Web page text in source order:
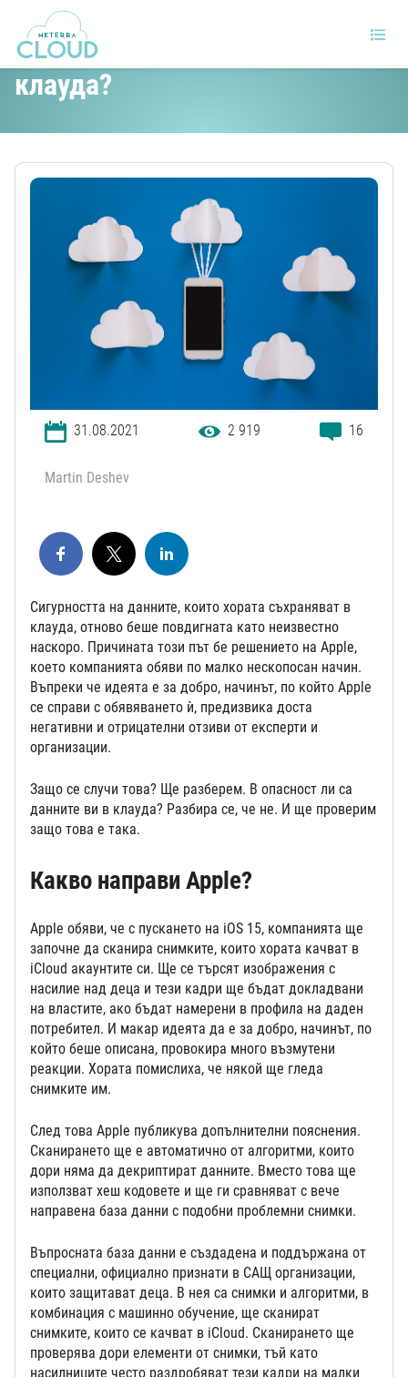
Колко сигурни са данните ви в
клауда?
31.08.2021 2 919 16
Martin Deshev
Сигурността на данните, които хората съхраняват в
клауда, отново беше повдигната като неизвестно
наскоро. Причината този път бе решението на Apple,
което компанията обяви по малко нескопосан начин.
Въпреки че идеята е за добро, начинът, по който Apple
се справи с обявяването ѝ, предизвика доста
негативни и отрицателни отзиви от експерти и
организации.
Защо се случи това? Ще разберем. В опасност ли са
данните ви в клауда? Разбира се, че не. И ще проверим
защо това е така.
Какво направи Apple?
Apple обяви, че с пускането на iOS 15, компанията ще
започне да сканира снимките, които хората качват в
iCloud акаунтите си. Ще се търсят изображения с
насилие над деца и тези кадри ще бъдат докладвани
на властите, ако бъдат намерени в профила на даден
потребител. И макар идеята да е за добро, начинът, по
който беше описана, провокира много възмутени
реакции. Хората помислиха, че някой ще гледа
снимките им.
След това Apple публикува допълнителни пояснения.
Сканирането ще е автоматично от алгоритми, които
дори няма да декриптират данните. Вместо това ще
използват хеш кодовете и ще ги сравняват с вече
направена база данни с подобни проблемни снимки.
Въпросната база данни е създадена и поддържана от
специални, официално признати в САЩ организации,
които защитават деца. В нея са снимки и алгоритми, в
комбинация с машинно обучение, ще сканират
снимките, които се качват в iCloud. Сканирането ще
проверява дори елементи от снимки, тъй като
насилниците често раздробяват тези кадри на малки